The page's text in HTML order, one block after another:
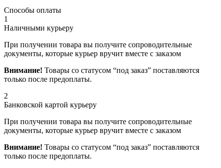
Способы оплаты
1
Наличными курьеру
При получении товара вы получите сопроводительные
документы, которые курьер вручит вместе с заказом
Внимание! Товары со статусом “под заказ” поставляются
только после предоплаты.
2
Банковской картой курьеру
При получении товара вы получите сопроводительные
документы, которые курьер вручит вместе с заказом
Внимание! Товары со статусом “под заказ” поставляются
только после предоплаты.